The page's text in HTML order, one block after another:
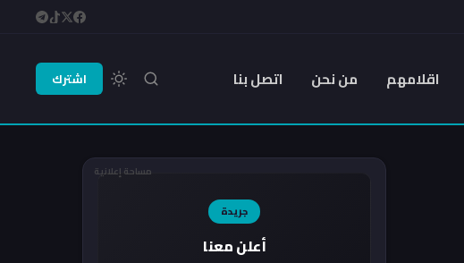
اقلامهم من نحن اتصل بنا اشترك
مساحة إعلانية
جريدة
أعلن معنا